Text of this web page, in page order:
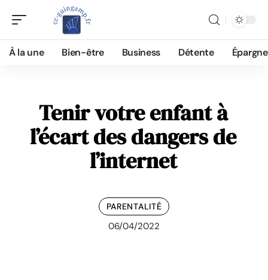
À la une Bien-être Business Détente Épargne
Tenir votre enfant à
l’écart des dangers de
l’internet
PARENTALITÉ
06/04/2022